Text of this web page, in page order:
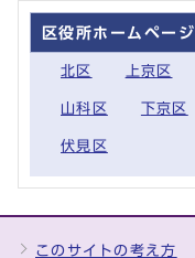
区役所ホームページ
北区 上京区
山科区 下京区
伏見区
このサイトの考え方